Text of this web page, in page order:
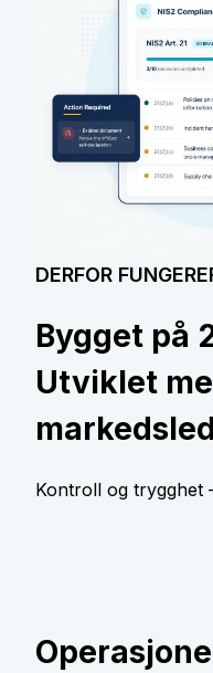
DERFOR
Bygget på
Utviklet
Kontroll og trygghet